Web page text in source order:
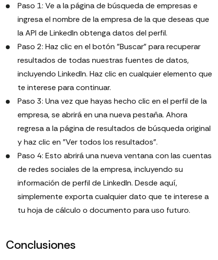
Paso 1: Ve a la página de búsqueda de empresas e
ingresa el nombre de la empresa de la que deseas que
la API de LinkedIn obtenga datos del perfil.
Paso 2: Haz clic en el botón "Buscar" para recuperar
resultados de todas nuestras fuentes de datos,
incluyendo LinkedIn. Haz clic en cualquier elemento que
te interese para continuar.
Paso 3: Una vez que hayas hecho clic en el perfil de la
empresa, se abrirá en una nueva pestaña. Ahora
regresa a la página de resultados de búsqueda original
y haz clic en "Ver todos los resultados".
Paso 4: Esto abrirá una nueva ventana con las cuentas
de redes sociales de la empresa, incluyendo su
información de perfil de LinkedIn. Desde aquí,
simplemente exporta cualquier dato que te interese a
tu hoja de cálculo o documento para uso futuro.
Conclusiones